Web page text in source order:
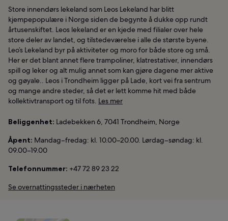
Store innendørs lekeland som Leos Lekeland har blitt
kjempepopulære i Norge siden de begynte å dukke opp rundt
årtusenskiftet. Leos lekeland er en kjede med filialer over hele
store deler av landet, og tilstedeværelse i alle de største byene.
Leo’s Lekeland byr på aktiviteter og moro for både store og små.
Her er det blant annet flere trampoliner, klatrestativer, innendørs
spill og leker og alt mulig annet som kan gjøre dagene mer aktive
og gøyale.. Leos i Trondheim ligger på Lade, kort vei fra sentrum
og mange andre steder, så det er lett komme hit med både
kollektivtransport og til fots. Les mer
Beliggenhet: Ladebekken 6, 7041 Trondheim, Norge
Åpent: Mandag–fredag: kl. 10.00–20.00. Lørdag–søndag: kl.
09.00–19.00
Telefonnummer: +47 72 89 23 22
Se overnattingssteder i nærheten